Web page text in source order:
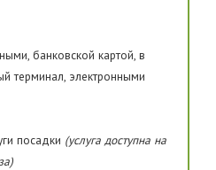
банковской картой, в
терминал, электронными
посадки (услуга доступна на